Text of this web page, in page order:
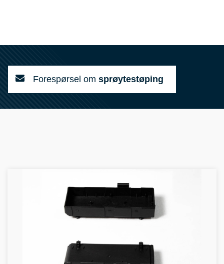
Forespørsel om sprøytestøping